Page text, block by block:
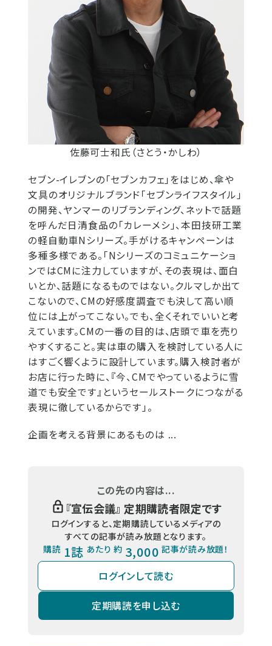
佐藤可士和氏（さとう・かしわ）
セブン-イレブンの「セブンカフェ」をはじめ、傘や
文具のオリジナルブランド「セブンライフスタイル」
の開発、ヤンマーのリブランディング、ネットで話題
を呼んだ日清食品の「カレーメシ」、本田技研工業
の軽自動車Nシリーズ。手がけるキャンペーンは
多種多様である。「Nシリーズのコミュニケーショ
ンではCMに注力していますが、その表現は、面白
いとか、話題になるものではない。クルマしか出て
こないので、CMの好感度調査でも決して高い順
位には上がってこない。でも、全くそれでいいと考
えています。CMの一番の目的は、店頭で車を売り
やすくすること。実は車の購入を検討している人に
はすごく響くように設計しています。購入検討者が
お店に行った時に、『今、CMでやっているように雪
道でも安全です』というセールストークにつながる
表現に徹しているからです」。
企画を考える背景にあるものは ...
この先の内容は...
『宣伝会議』 定期購読者限定です
ログインすると、定期購読しているメディアの
すべての記事が読み放題となります。
購読 1誌 あたり 約 3,000 記事が読み放題！
ログインして読む
定期購読を申し込む